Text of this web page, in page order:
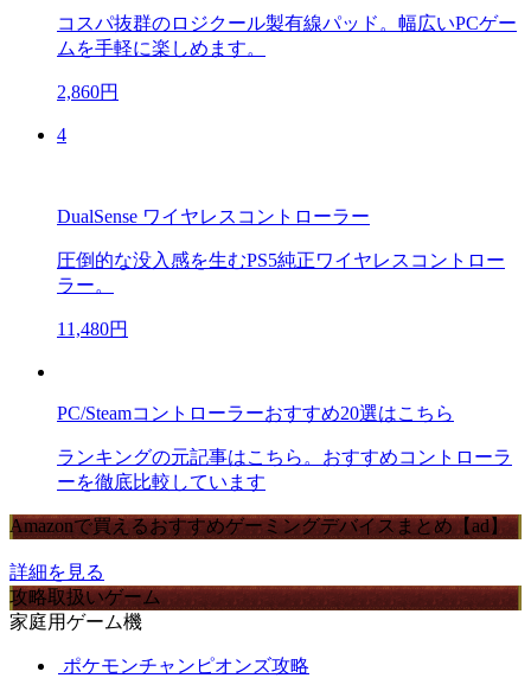
コスパ抜群のロジクール製有線パッド。幅広いPCゲー
ムを手軽に楽しめます。
2,860円
4
DualSense ワイヤレスコントローラー
圧倒的な没入感を生むPS5純正ワイヤレスコントロー
ラー。
11,480円
PC/Steamコントローラーおすすめ20選はこちら
ランキングの元記事はこちら。おすすめコントローラ
ーを徹底比較しています
Amazonで買えるおすすめゲーミングデバイスまとめ【ad】
詳細を見る
攻略取扱いゲーム
家庭用ゲーム機
ポケモンチャンピオンズ攻略